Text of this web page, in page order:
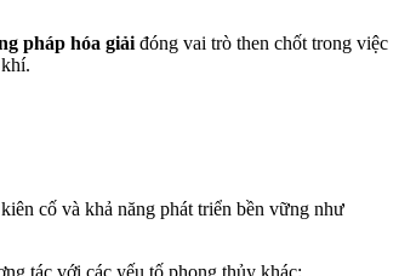
pháp hóa giải đóng vai trò then chốt trong việc
cố và khả năng phát triển bền vững như
tác với các yếu tố phong thủy khác: